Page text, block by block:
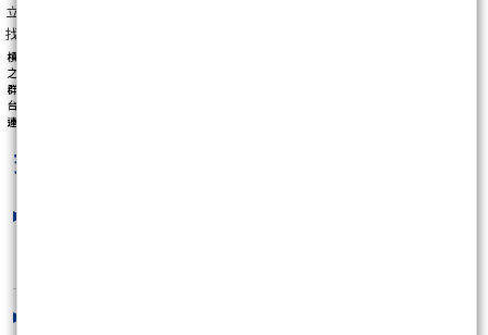
立即開立群益槓桿帳戶
找群益槓桿交易劉德欣 了解更多細節
交易全世界看德欣